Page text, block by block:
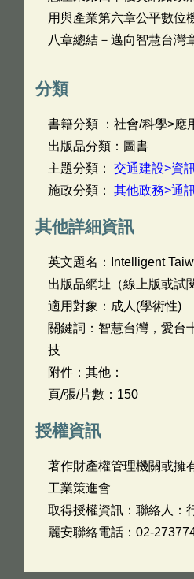
用與產業第六章公平數位
八章總結－邁向智慧台灣
分類
書籍分類 ：社會/科學>應
出版品分類：圖書
主題分類： 交通建設>資
施政分類： 其他政務>通
其他詳細資訊
英文題名：
Intelligent
出版品網址（線上版或試
適用對象：成人(學術性)
關鍵詞：智慧台灣，愛台
技
附件：其他：
頁/張/片數：150
授權資訊
著作財產權管理機關或擁
工業策進會
取得授權資訊：聯絡人：
麗安聯絡電話：02-